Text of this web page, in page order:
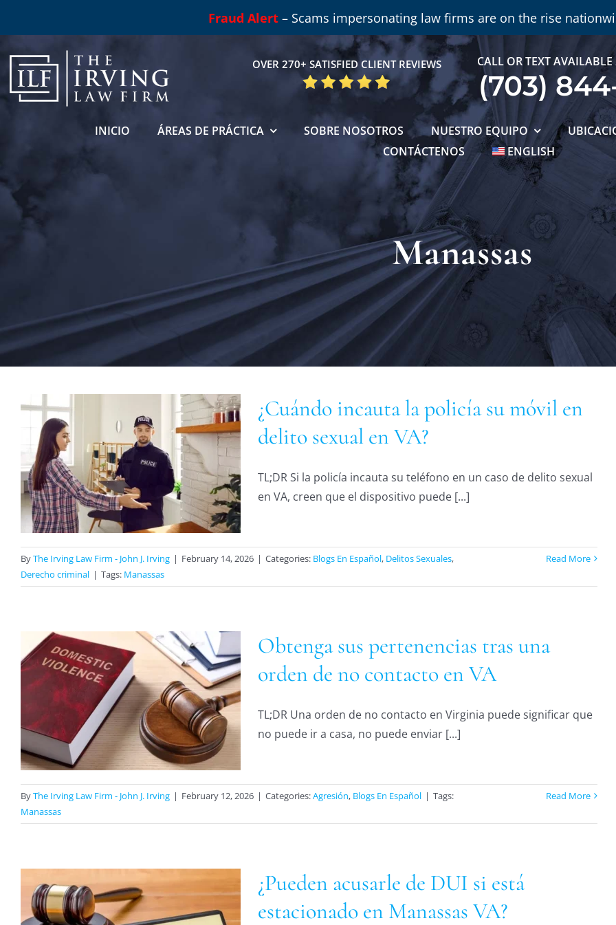
Fraud Alert – Scams impersonating law firms are on the rise
OVER 270+ SATISFIED CLIENT REVIEWS CALL OR TEXT
(703)
INICIO ÁREAS DE PRÁCTICA SOBRE NOSOTROS NUESTRO EQUIPO
CONTÁCTENOS
ENGLISH
Manassas
¿Cuándo incauta la policía su móvil en
delito sexual en VA?
TL;DR Si la policía incauta su teléfono en un caso de delito sexual
en VA, creen que el dispositivo puede [...]
ByThe Irving Law Firm - John J. Irving | February 14, 2026 | Categories: Blogs En Español, Delitos Sexuales,
Derecho criminal | Tags: Manassas
Read More
Obtenga sus pertenencias tras una
orden de no contacto en VA
TL;DR Una orden de no contacto en Virginia puede significar que
no puede ir a casa, no puede enviar [...]
ByThe Irving Law Firm - John J. Irving | February 12, 2026 | Categories:Agresión, Blogs En Español | Tags:
Manassas
Read More
¿Pueden acusarle de DUI si está
estacionado en Manassas VA?